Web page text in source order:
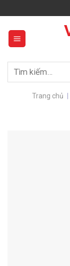
to
content
Tìm
Trang chủ